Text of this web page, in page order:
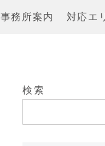
事務所案内 対応エ
検索